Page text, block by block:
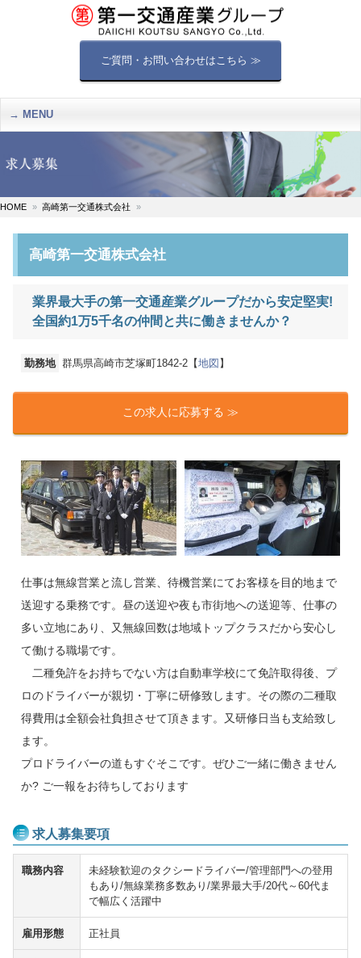
ご質問・お問い合わせはこちら ≫
MENU
HOME 高崎第一交通株式会社
高崎第一交通株式会社
業界最大手の第一交通産業グループだから安定堅実!
全国約1万5千名の仲間と共に働きませんか？
勤務地 群馬県高崎市芝塚町1842-2【地図】
この求人に応募する ≫
仕事は無線営業と流し営業、待機営業にてお客様を目的地まで
送迎する乗務です。昼の送迎や夜も市街地への送迎等、仕事の
多い立地にあり、又無線回数は地域トップクラスだから安心し
て働ける職場です。
二種免許をお持ちでない方は自動車学校にて免許取得後、プ
ロのドライバーが親切・丁寧に研修致します。その際の二種取
得費用は全額会社負担させて頂きます。又研修日当も支給致し
ます。
プロドライバーの道もすぐそこです。ぜひご一緒に働きません
か? ご一報をお待ちしております
求人募集要項
職務内容
未経験歓迎のタクシードライバー/管理部門への登用
もあり/無線業務多数あり/業界最大手/20代～60代ま
で幅広く活躍中
雇用形態 正社員